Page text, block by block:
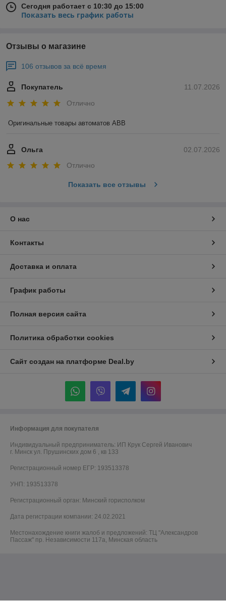
Сегодня работает с 10:30 до 15:00
Показать весь график работы
Отзывы о магазине
106 отзывов за всё время
11.07.2026
Покупатель
Отлично
Оригинальные товары автоматов ABB
02.07.2026
Ольга
Отлично
Показать все отзывы
О нас
Контакты
Доставка и оплата
График работы
Полная версия сайта
Политика обработки cookies
Сайт создан на платформе Deal.by
Информация для покупателя
Индивидуальный предприниматель: ИП Крук Сергей Иванович
г. Минск ул. Прушинских дом 6 , кв 133
Регистрационный номер ЕГР: 193513378
УНП: 193513378
Регистрационный орган: Минский горисполком
Дата регистрации компании: 24.02.2021
Местонахождение книги жалоб и предложений: ТЦ "Александров
Пассаж" пр. Независимости 117а, Минская область